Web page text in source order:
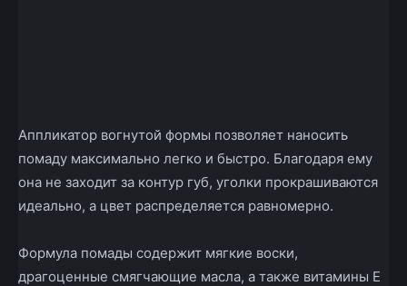
Аппликатор вогнутой формы позволяет наносить
помаду максимально легко и быстро. Благодаря ему
она не заходит за контур губ, уголки прокрашиваются
идеально, а цвет распределяется равномерно.
Формула помады содержит мягкие воски,
драгоценные смягчающие масла, а также витамины Е